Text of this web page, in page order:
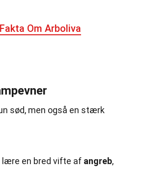
Om Arboliva
sød, men også en stærk
lære en bred vifte af angreb,